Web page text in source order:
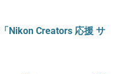
「Nikon Creators 応援 サ